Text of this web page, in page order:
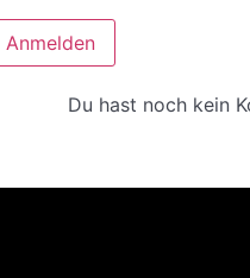
Anmelden
Du hast noch kein